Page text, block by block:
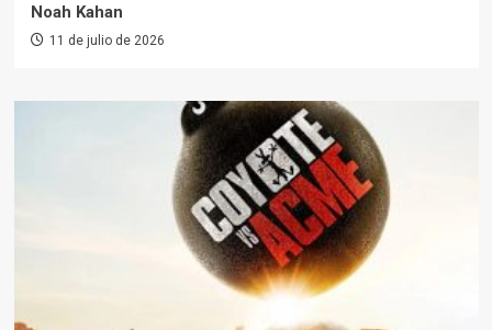
Noah Kahan
11 de julio de 2026